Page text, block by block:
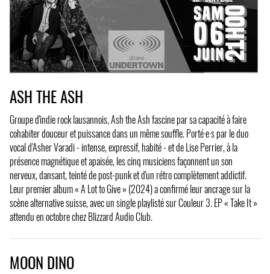
ASH THE ASH
Groupe d'indie rock lausannois, Ash the Ash fascine par sa capacité à faire
cohabiter douceur et puissance dans un même souffle. Porté·e·s par le duo
vocal d'Asher Varadi - intense, expressif, habité - et de Lise Perrier, à la
présence magnétique et apaisée, les cinq musiciens façonnent un son
nerveux, dansant, teinté de post-punk et d'un rétro complètement addictif.
Leur premier album « A Lot to Give » (2024) a confirmé leur ancrage sur la
scène alternative suisse, avec un single playlisté sur Couleur 3. EP « Take It »
attendu en octobre chez Blizzard Audio Club.
MOON DINO